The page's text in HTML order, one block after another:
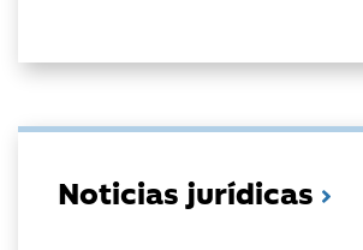
Noticias jurídicas